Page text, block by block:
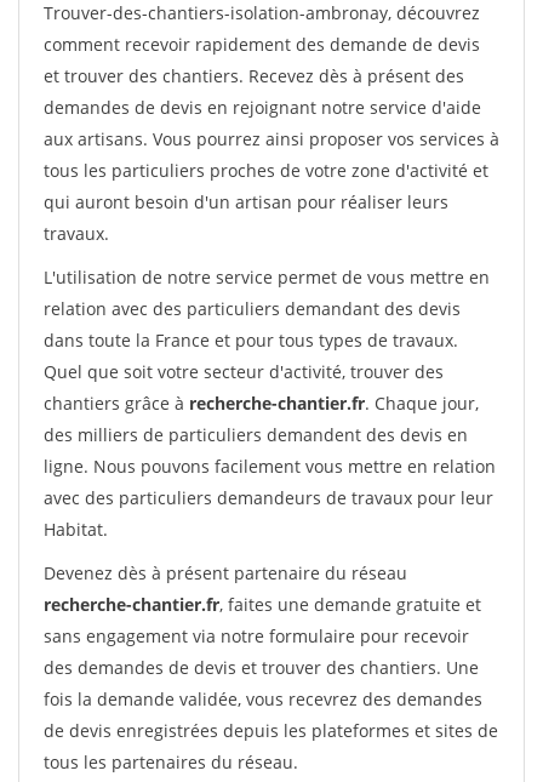
Trouver-des-chantiers-isolation-ambronay, découvrez
comment recevoir rapidement des demande de devis
et trouver des chantiers. Recevez dès à présent des
demandes de devis en rejoignant notre service d'aide
aux artisans. Vous pourrez ainsi proposer vos services à
tous les particuliers proches de votre zone d'activité et
qui auront besoin d'un artisan pour réaliser leurs
travaux.
L'utilisation de notre service permet de vous mettre en
relation avec des particuliers demandant des devis
dans toute la France et pour tous types de travaux.
Quel que soit votre secteur d'activité, trouver des
chantiers grâce à recherche-chantier.fr. Chaque jour,
des milliers de particuliers demandent des devis en
ligne. Nous pouvons facilement vous mettre en relation
avec des particuliers demandeurs de travaux pour leur
Habitat.
Devenez dès à présent partenaire du réseau
recherche-chantier.fr, faites une demande gratuite et
sans engagement via notre formulaire pour recevoir
des demandes de devis et trouver des chantiers. Une
fois la demande validée, vous recevrez des demandes
de devis enregistrées depuis les plateformes et sites de
tous les partenaires du réseau.